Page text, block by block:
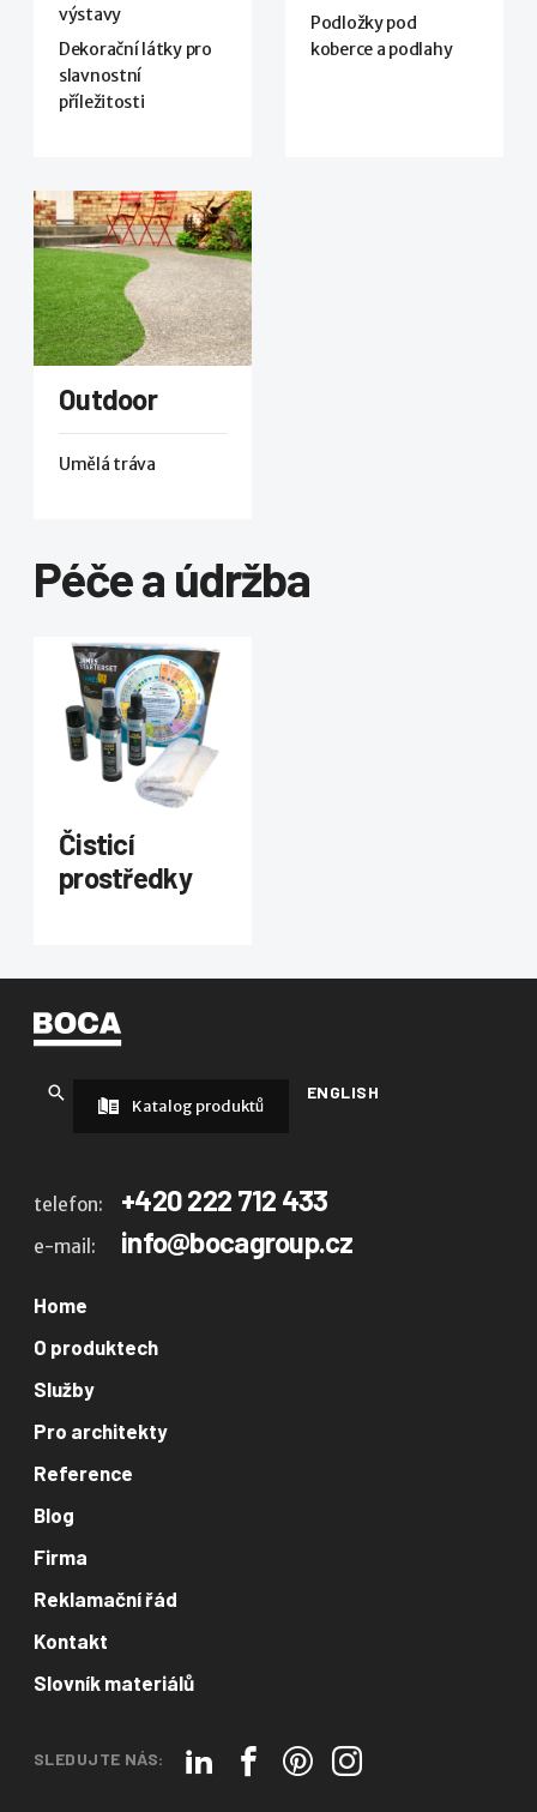
výstavy
Dekorační látky pro
slavnostní
příležitosti
Podložky pod
koberce a podlahy
Outdoor
Umělá tráva
Péče a údržba
Čisticí
prostředky
ENGLISH
Katalog produktů
telefon: +420 222 712 433
e-mail: info@bocagroup.cz
Home
O produktech
Služby
Pro architekty
Reference
Blog
Firma
Reklamační řád
Kontakt
Slovník materiálů
SLEDUJTE NÁS: